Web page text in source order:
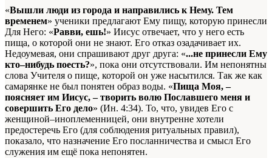
«Вышли люди из города и направились к Нему. Тем
временем» ученики предлагают Ему пищу, которую принесли
Для Него: «Равви, ешь!» Иисус отвечает, что у него есть
пища, о которой они не знают. Его отказ озадачивает их.
Недоумевая, они спрашивают друг друга: «...не принесли Ему
кто–нибудь поесть?», пока они отсутствовали. Им непонятны
слова Учителя о пище, которой он уже насытился. Так же как
самарянке не был понятен образ воды. «Пища Моя, –
поясняет им Иисус, – творить волю Пославшего меня и
совершить Его дело» (Ин. 4:34). То, что, увидев Его с
женщиной–иноплеменницей, они внутренне хотели
предостеречь Его (для соблюдения ритуальных правил),
показало, что назначение Его посланничества и смысл Его
служения им ещё пока непонятен.